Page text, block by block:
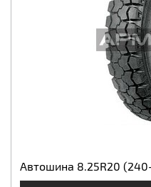
Автошина 8.25R20